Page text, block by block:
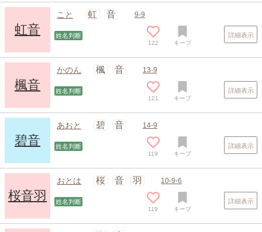
虹音
こと 虹 音 9-9
姓名判断
122 キープ
詳細表示
楓音
かのん 楓 音 13-9
姓名判断
121 キープ
詳細表示
碧音
あおと 碧 音 14-9
姓名判断
119 キープ
詳細表示
桜音羽
おとは 桜 音 羽 10-9-6
姓名判断
119 キープ
詳細表示